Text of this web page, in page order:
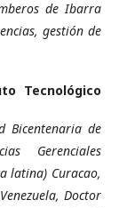
de Ibarra
gestión de
Tecnológico
Bicentenaria de
Gerenciales
latina) Curacao,
Doctor